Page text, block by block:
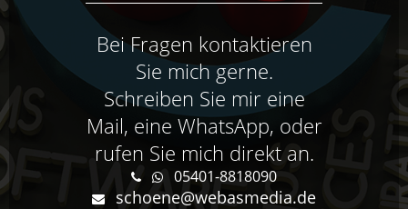
Bei Fragen kontaktieren
Sie mich gerne.
Schreiben Sie mir eine
Mail, eine WhatsApp, oder
rufen Sie mich direkt an.
05401-8818090
schoene@webasmedia.de